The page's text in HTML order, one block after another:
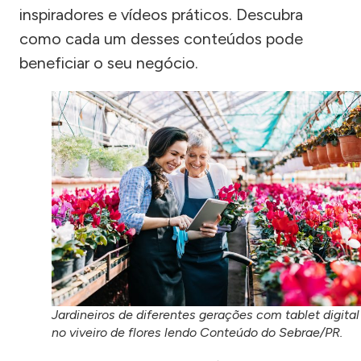
inspiradores e vídeos práticos. Descubra
como cada um desses conteúdos pode
beneficiar o seu negócio.
Jardineiros de diferentes gerações com tablet digital
no viveiro de flores lendo Conteúdo do Sebrae/PR.